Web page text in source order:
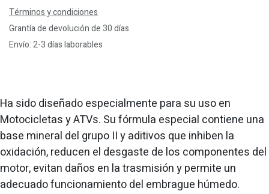
Términos y condiciones
Grantía de devolución de 30 días
Envío: 2-3 días laborables
Ha sido diseñado especialmente para su uso en
Motocicletas y ATVs. Su fórmula especial contiene una
base mineral del grupo II y aditivos que inhiben la
oxidación, reducen el desgaste de los componentes del
motor, evitan daños en la trasmisión y permite un
adecuado funcionamiento del embrague húmedo.